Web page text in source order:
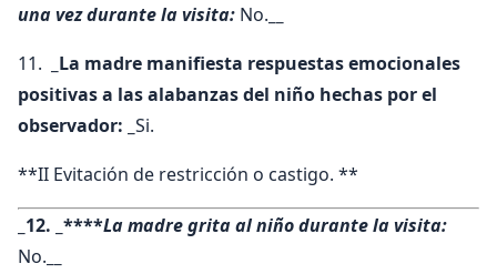
una vez durante la visita: No.
11.
_La madre manifiesta respuestas emocionales
positivas a las alabanzas del niño hechas por el
observador: _ Si.
**II Evitación de restricción o castigo. **
_12. _****La madre grita al niño durante la visita:
No.